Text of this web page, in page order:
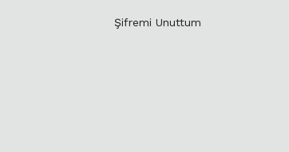
Şifremi Unuttum